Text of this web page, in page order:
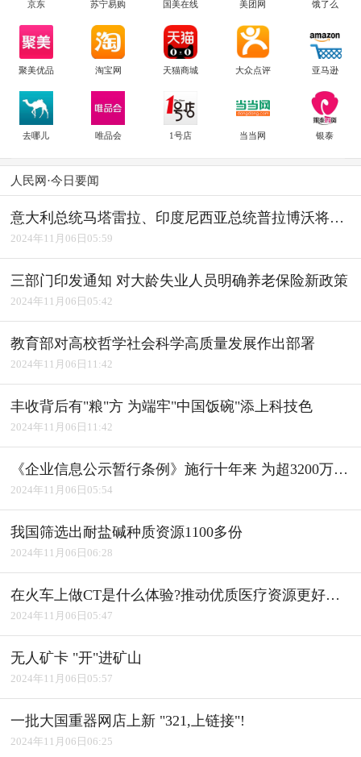
京东 苏宁易购 国美在线 美团网 饿了么
聚美优品 淘宝网 天猫商城 大众点评 亚马逊
去哪儿 唯品会 1号店 当当网 银泰
人民网·今日要闻
意大利总统马塔雷拉、印度尼西亚总统普拉博沃将访华
2024年11月06日05:59
三部门印发通知 对大龄失业人员明确养老保险新政策
2024年11月06日05:42
教育部对高校哲学社会科学高质量发展作出部署
2024年11月06日11:42
丰收背后有"粮"方 为端牢"中国饭碗"添上科技色
2024年11月06日11:42
《企业信息公示暂行条例》施行十年来 为超3200万户经营主体修复信用
2024年11月06日05:54
我国筛选出耐盐碱种质资源1100多份
2024年11月06日06:28
在火车上做CT是什么体验?推动优质医疗资源更好惠及基层
2024年11月06日05:47
无人矿卡 "开"进矿山
2024年11月06日05:57
一批大国重器网店上新 "321,上链接"!
2024年11月06日06:25